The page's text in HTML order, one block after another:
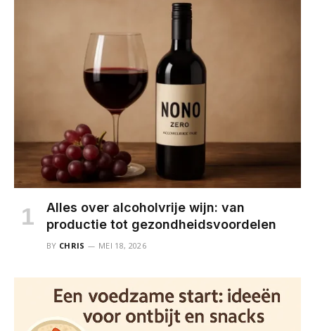
Alles over alcoholvrije wijn: van
productie tot gezondheidsvoordelen
BY CHRIS MEI 18, 2026